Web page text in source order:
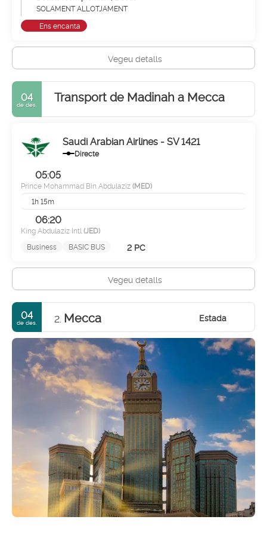
SOLAMENT ALLOTJAMENT
Ens encanta
Vegeu detalls
04
de des. Transport de Madinah a Mecca
Saudi Arabian Airlines - SV 1421
Directe
05:05
Prince Mohammad Bin Abdulaziz(MED)
1h 15m
06:20
King Abdulaziz Intl (JED)
Business
BASIC BUS 2 PC
Vegeu detalls
04
de des. 2. Mecca Estada